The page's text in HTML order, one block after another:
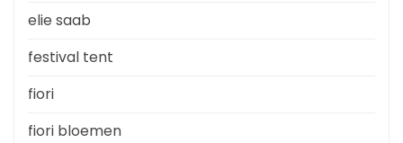
elie saab
festival tent
fiori
fiori bloemen